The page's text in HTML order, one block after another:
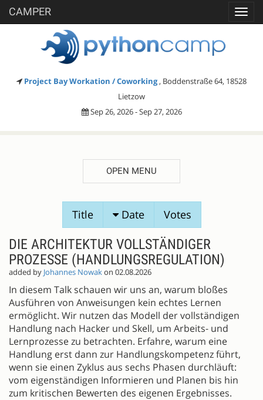
CAMPER
Project Bay Workation / Coworking , Boddenstraße 64, 18528
Lietzow
Sep 26, 2026 - Sep 27, 2026
OPEN MENU
Title Date Votes
DIE ARCHITEKTUR VOLLSTÄNDIGER
PROZESSE (HANDLUNGSREGULATION)
added by Johannes Nowakon 02.08.2026
In diesem Talk schauen wir uns an, warum bloßes
Ausführen von Anweisungen kein echtes Lernen
ermöglicht. Wir nutzen das Modell der vollständigen
Handlung nach Hacker und Skell, um Arbeits- und
Lernprozesse zu betrachten. Erfahre, warum eine
Handlung erst dann zur Handlungskompetenz führt,
wenn sie einen Zyklus aus sechs Phasen durchläuft:
vom eigenständigen Informieren und Planen bis hin
zum kritischen Bewerten des eigenen Ergebnisses.